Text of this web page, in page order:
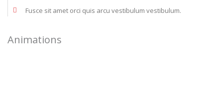
Fusce sit amet orci quis arcu vestibulum vestibulum.
Animations